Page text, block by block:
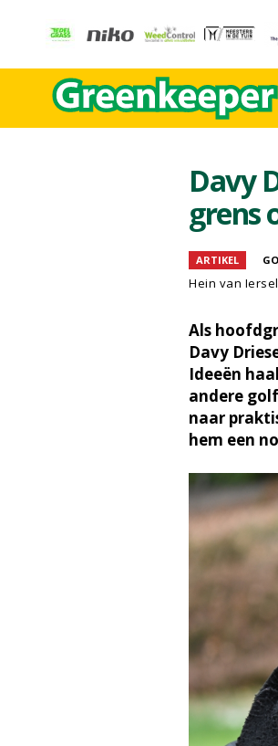
Davy
grens
ARTIKEL
Hein van Iersel
Als
Davy
Ideeën
andere
naar
hem een